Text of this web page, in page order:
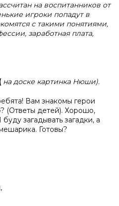
на воспитанников от
игроки попадут в
с такими понятиями,
заработная плата,
на доске картинка Нюши).
Вам знакомы герои
(Ответы детей). Хорошо,
загадывать загадки, а
Готовы?